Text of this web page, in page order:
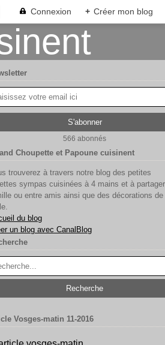
Connexion + Créer mon blog
566 abonnés
Choupette et Papoune cuisinent
trouverez à travers notre blog des petites
sympas cuisinées à 4 mains et à
ou entre amis ainsi que des décorations de
du blog
un blog avec CanalBlog
Vosges-matin 11-2016